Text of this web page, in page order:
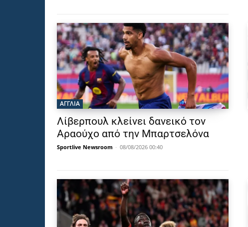
ΑΓΓΛΙΑ
Λίβερπουλ κλείνει δανεικό τον
Αραούχο από την Μπαρτσελόνα
Sportlive Newsroom - 08/08/2026 00:40